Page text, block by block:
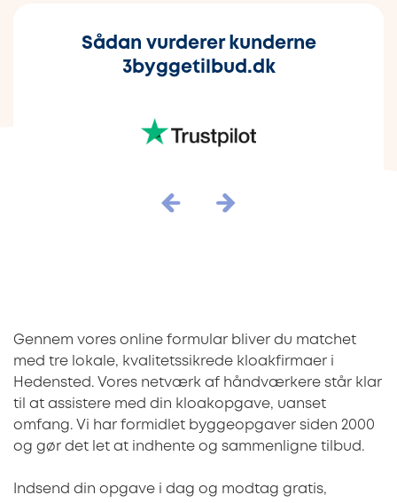
Sådan vurderer kunderne
3byggetilbud.dk
Gennem vores online formular bliver du matchet
med tre lokale, kvalitetssikrede kloakfirmaer i
Hedensted. Vores netværk af håndværkere står klar
til at assistere med din kloakopgave, uanset
omfang. Vi har formidlet byggeopgaver siden 2000
og gør det let at indhente og sammenligne tilbud.
Indsend din opgave i dag og modtag gratis,